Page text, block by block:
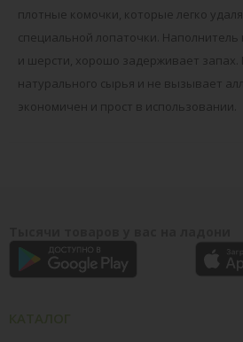
плотные комочки, которые легко
специальной лопаточки.
и шерсти, хорошо задерживает запах.
натурального сырья и не вызывает
экономичен и прост в использовании.